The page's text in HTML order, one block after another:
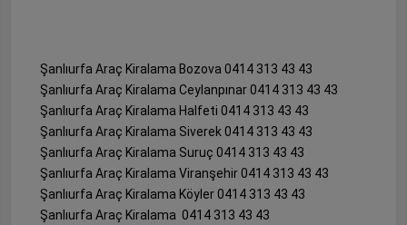
Şanlıurfa Araç Kiralama Bozova 0414 313 43 43
Şanlıurfa Araç Kiralama Ceylanpınar 0414 313 43 43
Şanlıurfa Araç Kiralama Halfeti 0414 313 43 43
Şanlıurfa Araç Kiralama Siverek 0414 313 43 43
Şanlıurfa Araç Kiralama Suruç 0414 313 43 43
Şanlıurfa Araç Kiralama Viranşehir 0414 313 43 43
Şanlıurfa Araç Kiralama Köyler 0414 313 43 43
Şanlıurfa Araç Kiralama 0414 313 43 43